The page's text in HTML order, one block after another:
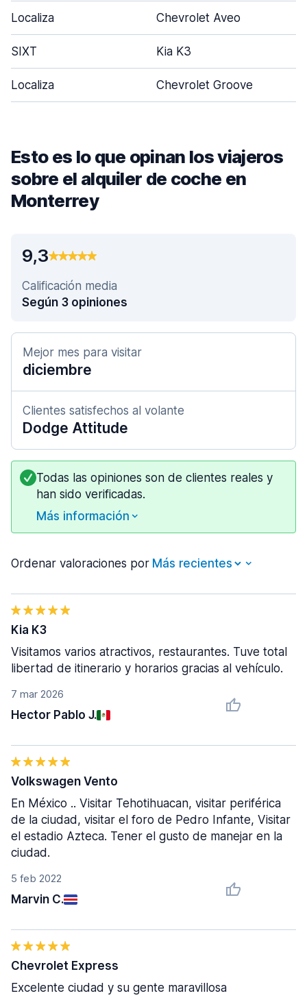
Localiza Chevrolet Aveo
SIXT Kia K3
Localiza Chevrolet Groove
Esto es lo que opinan los viajeros
sobre el alquiler de coche en
Monterrey
9,3
Calificación media
Según 3 opiniones
Mejor mes para visitar
diciembre
Clientes satisfechos al volante
Dodge Attitude
Todas las opiniones son de clientes reales y
han sido verificadas.
Más información
Ordenar valoraciones por
7 mar 2026
Hector Pablo J.
Kia K3
Visitamos varios atractivos, restaurantes. Tuve total
libertad de itinerario y horarios gracias al vehículo.
5 feb 2022
Marvin C.
Volkswagen Vento
En México .. Visitar Tehotihuacan, visitar periférica
de la ciudad, visitar el foro de Pedro Infante, Visitar
el estadio Azteca. Tener el gusto de manejar en la
ciudad.
Chevrolet Express
Excelente ciudad y su gente maravillosa